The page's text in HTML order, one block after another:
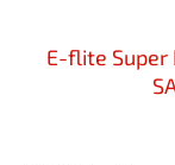
E-flite Super